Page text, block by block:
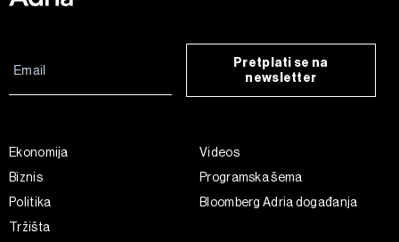
Pretplati se na
newsletter
Ekonomija
Biznis
Politika
Tržišta
Videos
Programska šema
Bloomberg Adria događanja